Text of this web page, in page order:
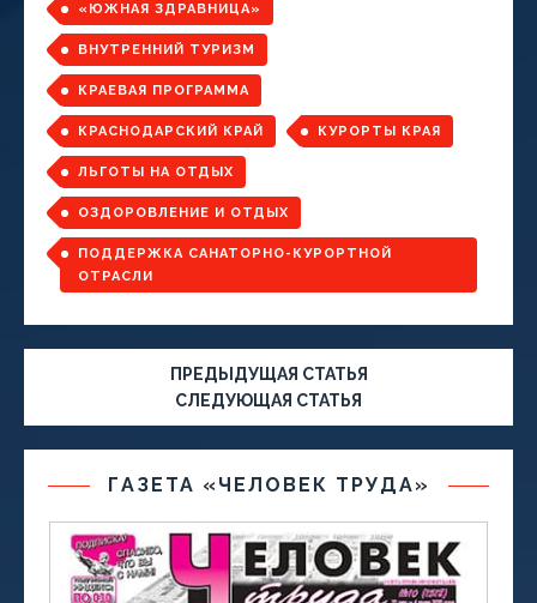
«ЮЖНАЯ ЗДРАВНИЦА»
ВНУТРЕННИЙ ТУРИЗМ
КРАЕВАЯ ПРОГРАММА
КРАСНОДАРСКИЙ КРАЙ КУРОРТЫ КРАЯ
ЛЬГОТЫ НА ОТДЫХ
ОЗДОРОВЛЕНИЕ И ОТДЫХ
ПОДДЕРЖКА САНАТОРНО-КУРОРТНОЙ
ОТРАСЛИ
ПРЕДЫДУЩАЯ СТАТЬЯ
СЛЕДУЮЩАЯ СТАТЬЯ
ГАЗЕТА «ЧЕЛОВЕК ТРУДА»